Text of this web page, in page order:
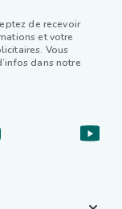
de recevoir
et votre
Vous
dans notre